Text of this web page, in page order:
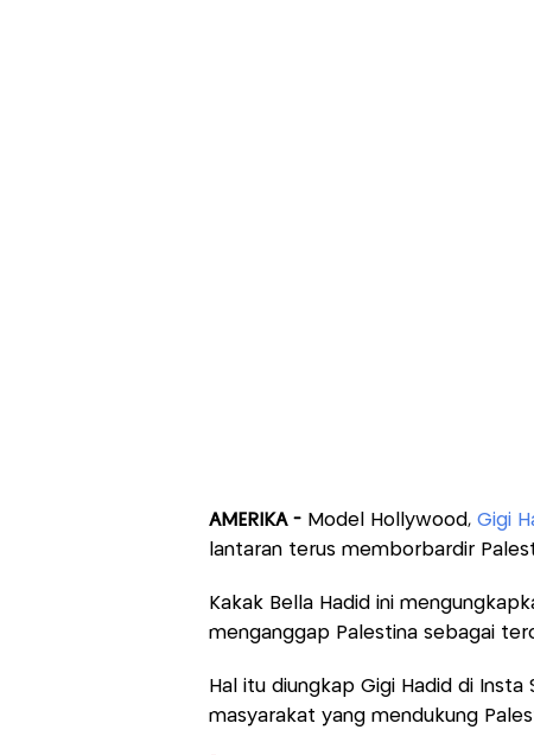
AMERIKA - Model Hollywood, Gigi
lantaran terus memborbardir
Kakak Bella Hadid ini
menganggap Palestina sebagai
Hal itu diungkap Gigi Hadid di
masyarakat yang mendukung